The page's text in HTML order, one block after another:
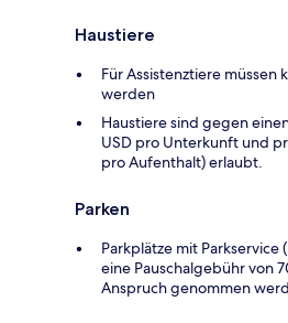
Haustiere
Für Assistenztiere
werden
Haustiere sind gegen
USD pro Unterkunft und
pro Aufenthalt) erlaubt.
Parken
Parkplätze mit
eine Pauschalgebühr von
Anspruch genommen